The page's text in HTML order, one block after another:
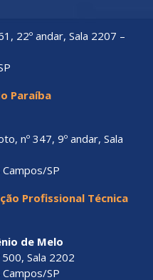
22º andar, Sala 2207 –
Paraíba
nº 347, 9º andar, Sala
SP
Profissional Técnica
de Melo
Sala 2202
SP